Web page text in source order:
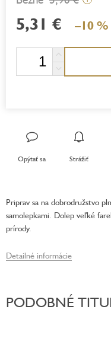
5,31 € –10 %
Opýtať sa Strážiť
Priprav sa na dobrodružstvo
samolepkami. Dolep veľké
prírody.
Detailné informácie
PODOBNÉ